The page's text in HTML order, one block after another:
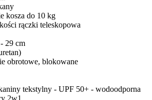
kosza do 10 kg
rączki teleskopowa
29 cm
obrotowe, blokowane
tekstylny - UPF 50+ - wodoodporna
2w1